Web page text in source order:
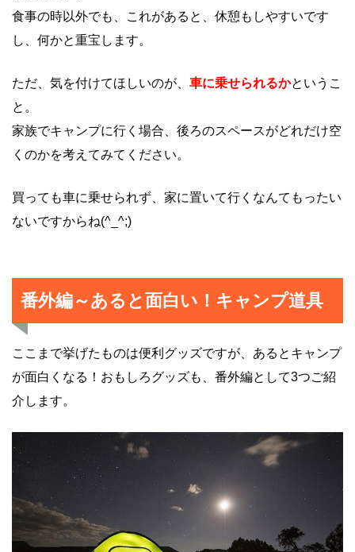
食事の時以外でも、これがあると、休憩もしやすいです
し、何かと重宝します。
ただ、気を付けてほしいのが、 車に乗せられるかというこ
と。
家族でキャンプに行く場合、後ろのスペースがどれだけ空
くのかを考えてみてください。
買っても車に乗せられず、家に置いて行くなんてもったい
ないですからね(^_^;)
番外編～あると面白い！キャンプ道具
ここまで挙げたものは便利グッズですが、あるとキャンプ
が面白くなる！おもしろグッズも、番外編として3つご紹
介します。